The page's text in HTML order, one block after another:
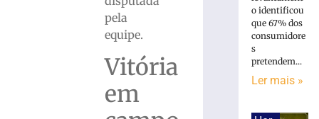
pela
equipe.
Vitória
em
Guabiruba
realiza
finais
o identificou
que 67% dos
consumidore
s
pretendem...
Ler mais »